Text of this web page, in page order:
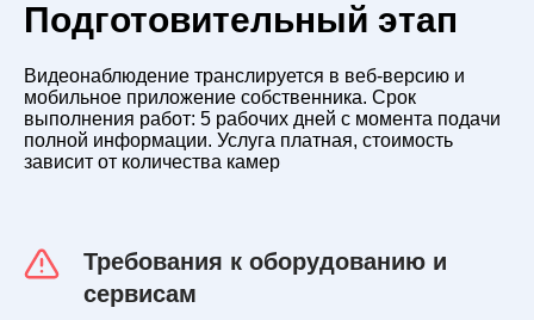
Подготовительный этап
Видеонаблюдение транслируется в веб-версию и
мобильное приложение собственника. Срок
выполнения работ: 5 рабочих дней с момента подачи
полной информации. Услуга платная, стоимость
зависит от количества камер
Требования к оборудованию и
сервисам